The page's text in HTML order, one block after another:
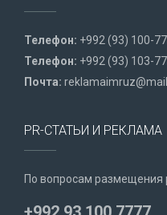
Телефон: +992 (93) 100-
Телефон: +992 (93) 103-
Почта:
PR-СТАТЬИ И РЕКЛАМА
По вопросам размещения